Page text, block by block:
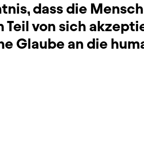
dass die
von sich
Glaube an die